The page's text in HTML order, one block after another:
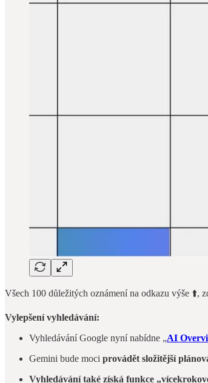
Všech 100 důležitých oznámení na odkazu výše ⬆️,
Vylepšení vyhledávání:
Vyhledávání Google nyní nabídne „AI
Gemini bude moci provádět složitější
Vyhledávání také získá funkce